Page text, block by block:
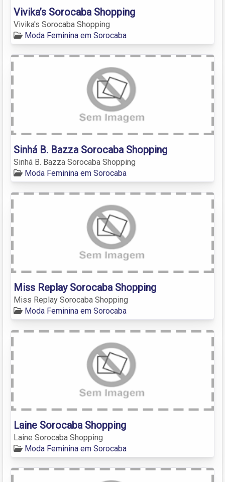
Vivika’s Sorocaba Shopping
Vivika's Sorocaba Shopping
Moda Feminina em Sorocaba
Sinhá B. Bazza Sorocaba Shopping
Sinhá B. Bazza Sorocaba Shopping
Moda Feminina em Sorocaba
Miss Replay Sorocaba Shopping
Miss Replay Sorocaba Shopping
Moda Feminina em Sorocaba
Laine Sorocaba Shopping
Laine Sorocaba Shopping
Moda Feminina em Sorocaba